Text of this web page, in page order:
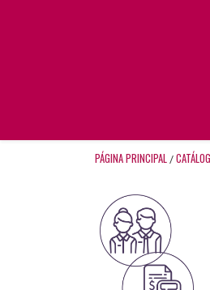
PÁGINA PRINCIPAL /